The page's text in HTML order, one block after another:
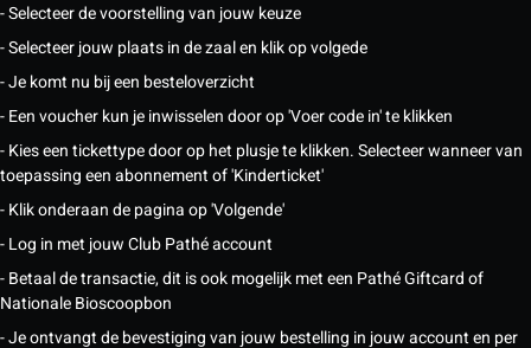
- Selecteer de voorstelling van jouw keuze
- Selecteer jouw plaats in de zaal en klik op volgede
- Je komt nu bij een besteloverzicht
- Een voucher kun je inwisselen door op 'Voer code in' te klikken
- Kies een tickettype door op het plusje te klikken. Selecteer wanneer van
toepassing een abonnement of 'Kinderticket'
- Klik onderaan de pagina op 'Volgende'
- Log in met jouw Club Pathé account
- Betaal de transactie, dit is ook mogelijk met een Pathé Giftcard of
Nationale Bioscoopbon
- Je ontvangt de bevestiging van jouw bestelling in jouw account en per